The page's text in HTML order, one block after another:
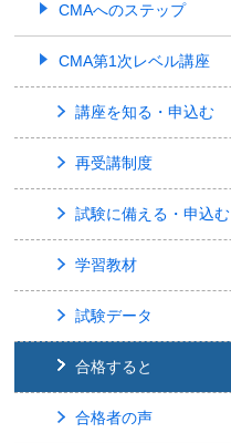
CMAへのステップ
CMA第1次レベル講座
講座を知る・申込む
再受講制度
試験に備える・申込む
学習教材
試験データ
合格すると
合格者の声